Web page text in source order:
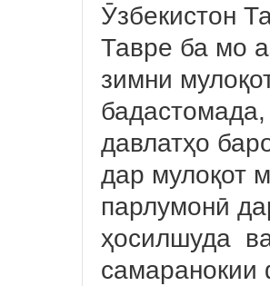
Ӯзбекистон
Тавре ба мо
зимни
давлатҳо
дар мулоқот
парлумонӣ
ҳосилшуда
самаранокии